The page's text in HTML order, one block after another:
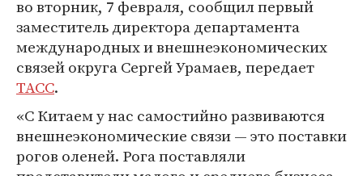
во вторник, 7 февраля, сообщил первый
заместитель директора департамента
международных и внешнеэкономических
связей округа Сергей Урамаев, передает
ТАСС.
«С Китаем у нас самостийно развиваются
внешнеэкономические связи — это поставки
рогов оленей. Рога поставляли